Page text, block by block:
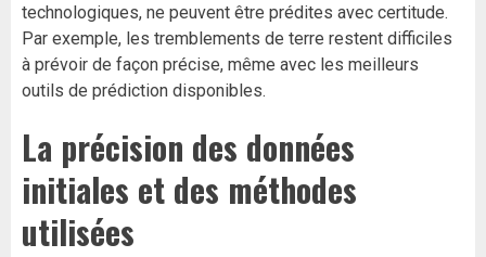
technologiques, ne peuvent être prédites avec certitude.
Par exemple, les tremblements de terre restent difficiles
à prévoir de façon précise, même avec les meilleurs
outils de prédiction disponibles.
La précision des données
initiales et des méthodes
utilisées